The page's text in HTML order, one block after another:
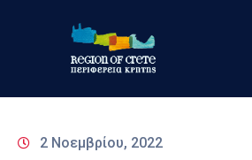
Περιφέρεια
2 Νοεμβρίου, 2022